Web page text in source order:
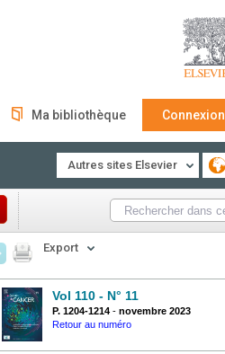
Ma bibliothèque Connexion
Autres sites Elsevier
Export
Vol 110 - N° 11
P. 1204-1214 - novembre 2023
Retour au numéro